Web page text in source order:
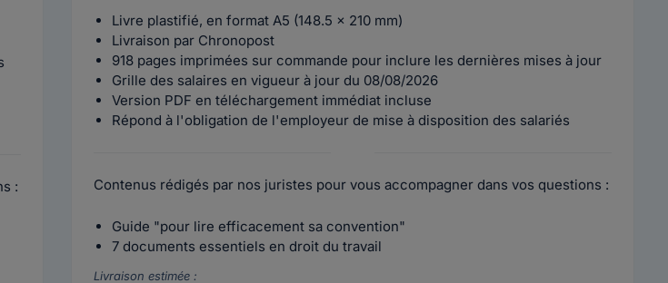
:
Livre plastifié, en format A5 (148.5 x 210 mm)
Livraison par Chronopost
918 pages imprimées sur commande pour inclure les dernières mises à jour
Grille des salaires en vigueur à jour du 08/08/2026
Version PDF en téléchargement immédiat incluse
Répond à l'obligation de l'employeur de mise à disposition des salariés
Contenus rédigés par nos juristes pour vous accompagner dans vos questions :
Guide "pour lire efficacement sa convention"
7 documents essentiels en droit du travail
Livraison estimée :